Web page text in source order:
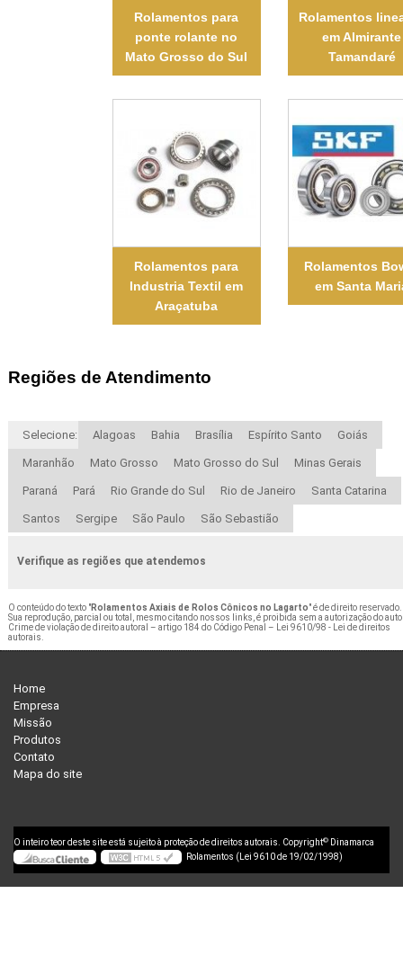
Rolamentos para
ponte rolante no
Mato Grosso do Sul
Rolamentos
em Almirante
Tamandaré
Rolamentos para
Industria Textil em
Araçatuba
Rolamentos
em Santa
Regiões de Atendimento
Selecione: Alagoas Bahia Brasília Espírito Santo Goiás
Maranhão Mato Grosso Mato Grosso do Sul Minas Gerais
Paraná Pará Rio Grande do Sul Rio de Janeiro Santa Catarina
Santos Sergipe São Paulo São Sebastião
Verifique as regiões que atendemos
O conteúdo do texto "Rolamentos Axiais de Rolos Cônicos no Lagarto" é de direito reservado.
Sua reprodução, parcial ou total, mesmo citando nossos links, é proibida sem a autorização do
Crime de violação de direito autoral – artigo 184 do Código Penal – Lei 9610/98 - Lei de direitos
autorais.
Home
Empresa
Missão
Produtos
Contato
Mapa do site
O inteiro teor deste site está sujeito à proteção de direitos autorais. Copyright© Dinamarca
Rolamentos (Lei 9610 de 19/02/1998)